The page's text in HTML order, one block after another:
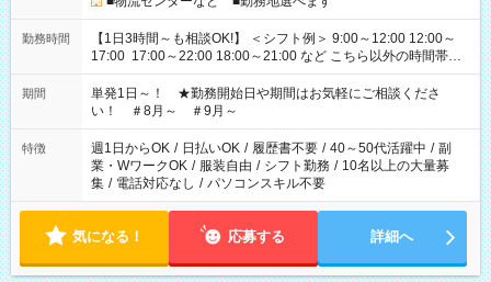
勤務時間
【1日3時間～も相談OK!】 ＜シフト例＞ 9:00～12:00 12:00～
17:00 17:00～22:00 18:00～21:00 など こちら以外の時間帯も
お気軽にご相談ください！
期間
単発1日～！ ★勤務開始日や期間はお気軽にご相談くださ
い！ ＃8月～ ＃9月～
特徴 週1日からOK / 日払いOK / 履歴書不要 / 40～50代活躍中 / 副
業・WワークOK / 服装自由 / シフト勤務 / 10名以上の大量募
集 / 電話対応なし / パソコンスキル不要
気になる！ 応募する 詳細へ